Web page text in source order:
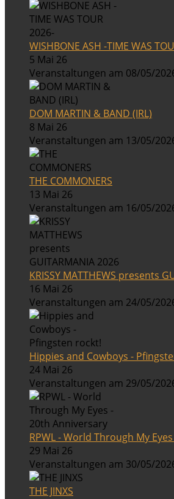
WISHBONE ASH -TIME WAS
5 Mai 26
Veranstaltungen am 08/05/
DOM MARTIN & BAND (IRL)
8 Mai 26
Veranstaltungen am 13/05/
THE COMMONERS
13 Mai 26
Veranstaltungen am 16/05/
KRISSY MATTHEWS presents
16 Mai 26
Veranstaltungen am 24/05/
Hippies and Cowboys -
24 Mai 26
Veranstaltungen am 29/05/
RPWL - World Through My
29 Mai 26
Veranstaltungen am 30/05/
THE JINXS